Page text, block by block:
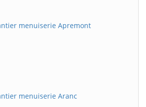
menuiserie Apremont
menuiserie Aranc